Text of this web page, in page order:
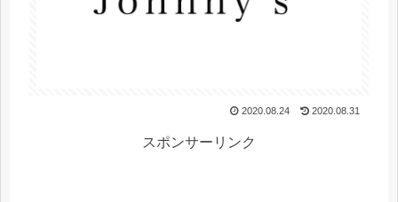
2020.08.24 2020.08.31
スポンサーリンク